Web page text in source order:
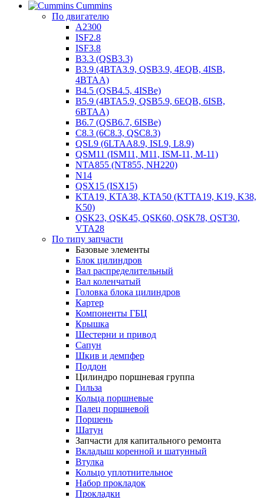
Cummins
По двигателю
A2300
ISF2.8
ISF3.8
B3.3 (QSB3.3)
B3.9 (4BTA3.9, QSB3.9, 4EQB, 4ISB,
4BTAA)
B4.5 (QSB4.5, 4ISBe)
B5.9 (4BTA5.9, QSB5.9, 6EQB, 6ISB,
6BTAA)
B6.7 (QSB6.7, 6ISBe)
C8.3 (6C8.3, QSC8.3)
QSL9 (6LTAA8.9, ISL9, L8.9)
QSM11 (ISM11, M11, ISM-11, M-11)
NTA855 (NT855, NH220)
N14
QSX15 (ISX15)
KTA19, KTA38, KTA50 (KTTA19, K19, K38,
K50)
QSK23, QSK45, QSK60, QSK78, QST30,
VTA28
По типу запчасти
Базовые элементы
Блок цилиндров
Вал распределительный
Вал коленчатый
Головка блока цилиндров
Картер
Компоненты ГБЦ
Крышка
Шестерни и привод
Сапун
Шкив и демпфер
Поддон
Цилиндро поршневая группа
Гильза
Кольца поршневые
Палец поршневой
Поршень
Шатун
Запчасти для капитального ремонта
Вкладыш коренной и шатунный
Втулка
Кольцо уплотнительное
Набор прокладок
Прокладки